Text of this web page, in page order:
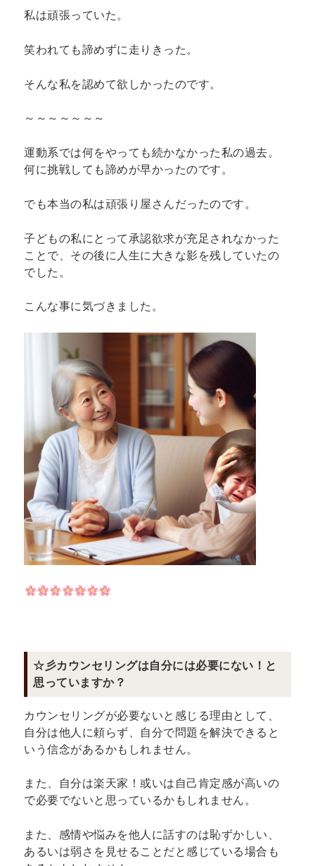
私は頑張っていた。
笑われても諦めずに走りきった。
そんな私を認めて欲しかったのです。
～～～～～～～
運動系では何をやっても続かなかった私の過去。
何に挑戦しても諦めが早かったのです。
でも本当の私は頑張り屋さんだったのです。
子どもの私にとって承認欲求が充足されなかった
ことで、その後に人生に大きな影を残していたの
でした。
こんな事に気づきました。
☆彡カウンセリングは自分には必要にない！と
思っていますか？
カウンセリングが必要ないと感じる理由として、
自分は他人に頼らず、自分で問題を解決できると
いう信念があるかもしれません。
また、自分は楽天家！或いは自己肯定感が高いの
で必要でないと思っているかもしれません。
また、感情や悩みを他人に話すのは恥ずかしい、
あるいは弱さを見せることだと感じている場合も